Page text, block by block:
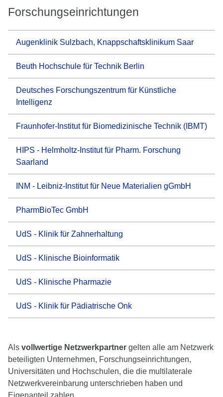
Forschungseinrichtungen
Augenklinik Sulzbach, Knappschaftsklinikum Saar
Beuth Hochschule für Technik Berlin
Deutsches Forschungszentrum für Künstliche
Intelligenz
Fraunhofer-Institut für Biomedizinische Technik (IBMT)
HIPS - Helmholtz-Institut für Pharm. Forschung
Saarland
INM - Leibniz-Institut für Neue Materialien gGmbH
PharmBioTec GmbH
UdS - Klinik für Zahnerhaltung
UdS - Klinische Bioinformatik
UdS - Klinische Pharmazie
UdS - Klinik für Pädiatrische Onk
Als vollwertige Netzwerkpartner gelten alle am Netzwerk
beteiligten Unternehmen, Forschungseinrichtungen,
Universitäten und Hochschulen, die die multilaterale
Netzwerkvereinbarung unterschrieben haben und
Eigenanteil zahlen.